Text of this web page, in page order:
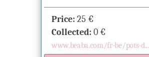
Price: 25 €
Collected: 0 €
www.beaba.com/fr-be/pots-d...